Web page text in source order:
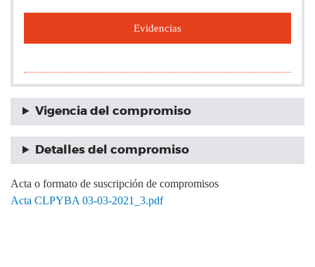
Evidencias
Vigencia del compromiso
Detalles del compromiso
Acta o formato de suscripción de compromisos
Acta CLPYBA 03-03-2021_3.pdf